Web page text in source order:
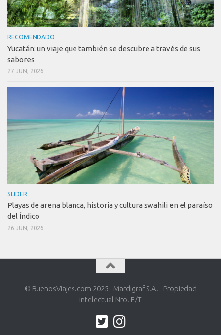
RECOMENDADO
Yucatán: un viaje que también se descubre a través de sus
sabores
27 JUN, 2026
SLIDER
Playas de arena blanca, historia y cultura swahili en el paraíso
del Índico
26 JUN, 2026
© BuenosViajes.com 2025 - Mardigraf S.A. - Propiedad
intelectual Nro. E/T